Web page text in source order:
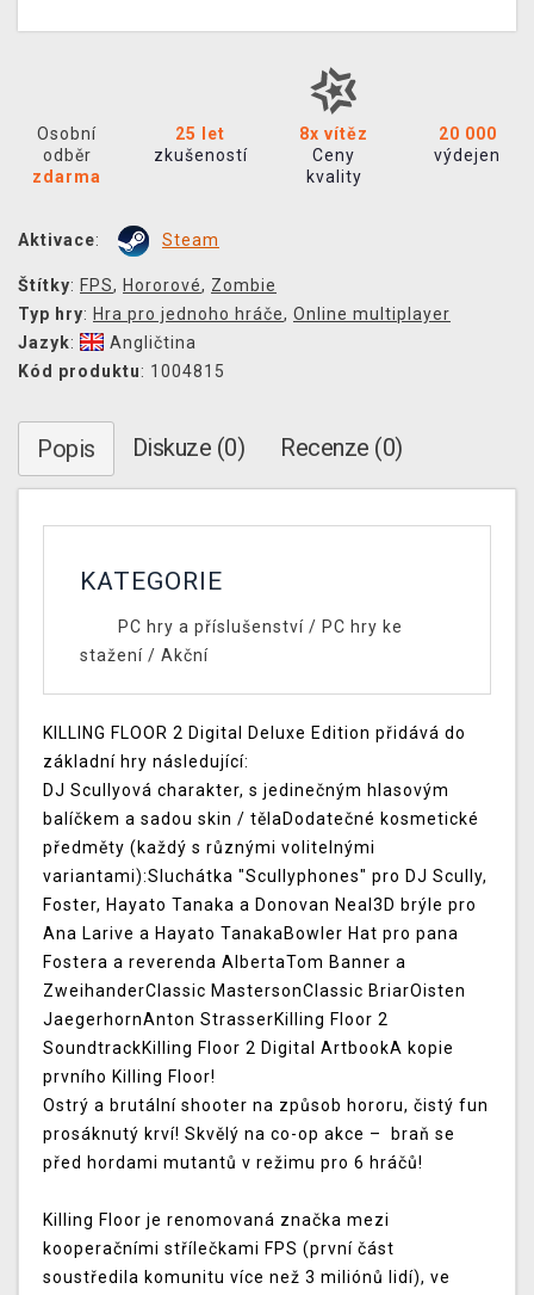
Osobní
odběr
zdarma
25 let
zkušeností
8x vítěz
Ceny
kvality
20 000
výdejen
Aktivace: Steam
Štítky: FPS, Hororové, Zombie
Typ hry: Hra pro jednoho hráče, Online multiplayer
Jazyk:
Angličtina
Kód produktu: 1004815
Popis Diskuze (0) Recenze (0)
KATEGORIE
PC hry a příslušenství/ PC hry ke
stažení / Akční
KILLING FLOOR 2 Digital Deluxe Edition přidává do
základní hry následující:
DJ Scullyová charakter, s jedinečným hlasovým
balíčkem a sadou skin / tělaDodatečné kosmetické
předměty (každý s různými volitelnými
variantami):Sluchátka "Scullyphones" pro DJ Scully,
Foster, Hayato Tanaka a Donovan Neal3D brýle pro
Ana Larive a Hayato TanakaBowler Hat pro pana
Fostera a reverenda AlbertaTom Banner a
ZweihanderClassic MastersonClassic BriarOisten
JaegerhornAnton StrasserKilling Floor 2
SoundtrackKilling Floor 2 Digital ArtbookA kopie
prvního Killing Floor!
Ostrý a brutální shooter na způsob hororu, čistý fun
prosáknutý krví! Skvělý na co-op akce – braň se
před hordami mutantů v režimu pro 6 hráčů!
Killing Floor je renomovaná značka mezi
kooperačními střílečkami FPS (první část
soustředila komunitu více než 3 miliónů lidí), ve